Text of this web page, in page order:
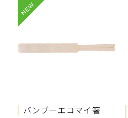
NEW
バンブーエコマイ箸